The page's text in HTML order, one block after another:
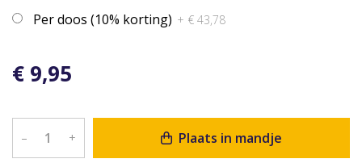
Per doos (10% korting) + € 43,78
€ 9,95
– + Plaats in mandje